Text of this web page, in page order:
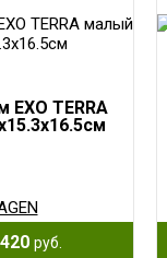
EXO TERRA
руб.